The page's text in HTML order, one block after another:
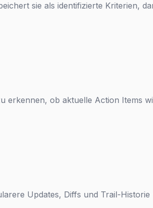
sie als identifizierte Kriterien,
erkennen, ob aktuelle Action Items
Updates, Diffs und Trail-